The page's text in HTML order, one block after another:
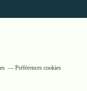
Préférences cookies